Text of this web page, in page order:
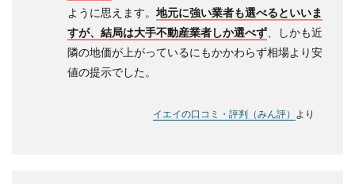
ように思えます。 地元に強い業者も選べるといいま
すが、結局は大手不動産業者しか選べず 、しかも近
隣の地価が上がっているにもかかわらず相場より安
値の提示でした。
イエイの口コミ・評判（みん評） より